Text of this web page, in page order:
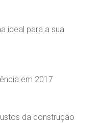
ideal para a sua
em 2017
da construção